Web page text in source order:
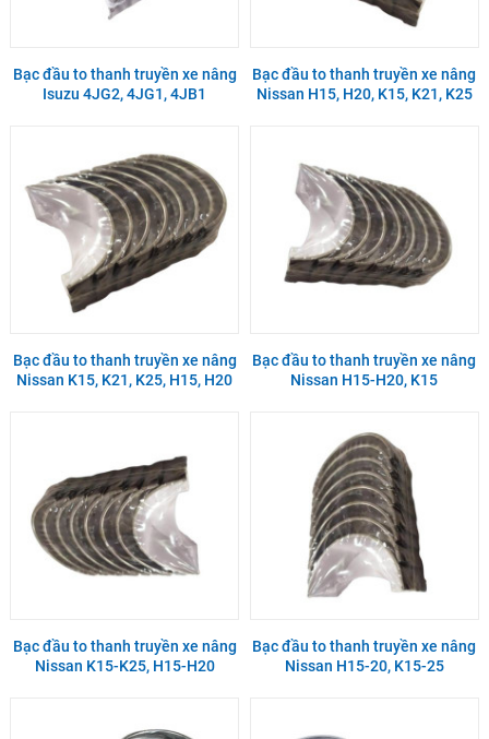
Bạc đầu to thanh truyền xe nâng
Isuzu 4JG2, 4JG1, 4JB1
Bạc đầu to thanh truyền xe nâng
Nissan H15, H20, K15, K21, K25
Bạc đầu to thanh truyền xe nâng
Nissan K15, K21, K25, H15, H20
Bạc đầu to thanh truyền xe nâng
Nissan H15-H20, K15
Bạc đầu to thanh truyền xe nâng
Nissan K15-K25, H15-H20
Bạc đầu to thanh truyền xe nâng
Nissan H15-20, K15-25